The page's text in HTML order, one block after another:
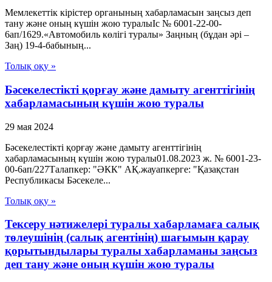
Мемлекеттік кірістер органының хабарламасын заңсыз деп
тану және оның күшін жою туралыІс № 6001-22-00-
6ап/1629.«Автомобиль көлігі туралы» Заңның (бұдан әрі –
Заң) 19-4-бабының...
Толық оқу »
Бәсекелестікті қорғау және дамыту агенттігінің
хабарламасының күшін жою туралы
29 мая 2024
Бәсекелестікті қорғау және дамыту агенттігінің
хабарламасының күшін жою туралы01.08.2023 ж. № 6001-23-
00-6ап/227Талапкер: "ӘКК" АҚ.жауапкерге: "Қазақстан
Республикасы Бәсекеле...
Толық оқу »
Тексеру нәтижелері туралы хабарламаға салық
төлеушінің (салық агентінің) шағымын қарау
қорытындылары туралы хабарламаны заңсыз
деп тану және оның күшін жою туралы